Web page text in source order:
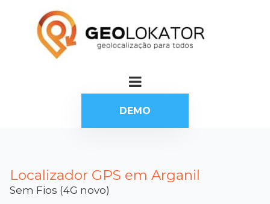
DEMO
Localizador GPS em Arganil
Sem Fios (4G novo)